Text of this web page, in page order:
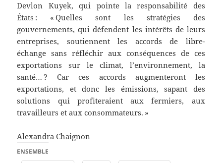
Devlon Kuyek, qui pointe la responsabilité des
États : « Quelles sont les stratégies des
gouvernements, qui défendent les intérêts de leurs
entreprises, soutiennent les accords de libre-
échange sans réfléchir aux conséquences de ces
exportations sur le climat, l’environnement, la
santé… ? Car ces accords augmenteront les
exportations, et donc les émissions, sapant des
solutions qui profiteraient aux fermiers, aux
travailleurs et aux consommateurs. »
Alexandra Chaignon
ENSEMBLE